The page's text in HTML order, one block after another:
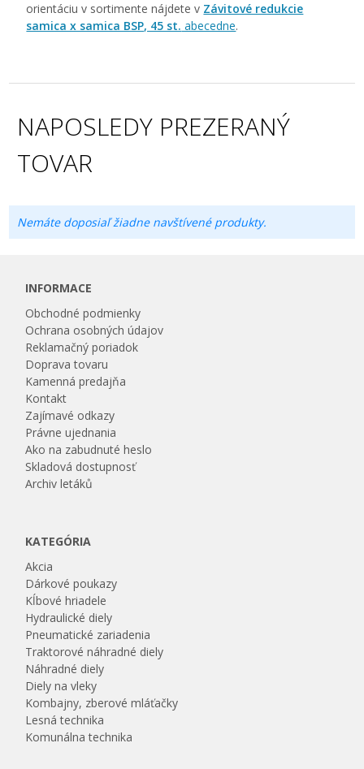
orientáciu v sortimente nájdete v Závitové redukcie
samica x samica BSP, 45 st. abecedne.
NAPOSLEDY PREZERANÝ
TOVAR
Nemáte doposiaľ žiadne navštívené produkty.
INFORMACE
Obchodné podmienky
Ochrana osobných údajov
Reklamačný poriadok
Doprava tovaru
Kamenná predajňa
Kontakt
Zajímavé odkazy
Právne ujednania
Ako na zabudnuté heslo
Skladová dostupnosť
Archiv letáků
KATEGÓRIA
Akcia
Dárkové poukazy
Kĺbové hriadele
Hydraulické diely
Pneumatické zariadenia
Traktorové náhradné diely
Náhradné diely
Diely na vleky
Kombajny, zberové mláťačky
Lesná technika
Komunálna technika